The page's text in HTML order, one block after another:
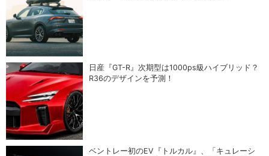
日産『GT-R』次期型は1000ps級ハイブリッド？
R36のデザインを予測！
ベントレー初のEV『トルカル』、「キュレーシ